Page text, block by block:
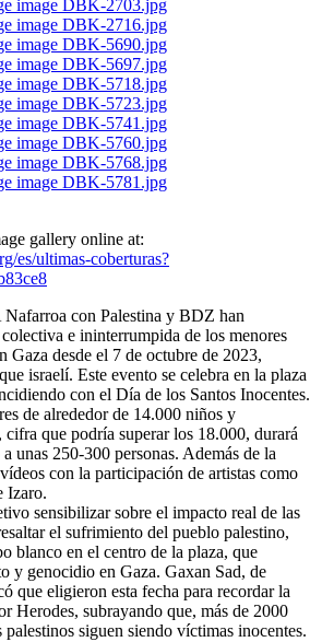
gallery online at:
es/ultimas-coberturas?
con Palestina y BDZ han
e ininterrumpida de los menores
Gaza desde el 7 de octubre de 2023,
israelí. Este evento se celebra en la plaza
con el Día de los Santos Inocentes.
de alrededor de 14.000 niños y
cifra que podría superar los 18.000, durará
unas 250-300 personas. Además de la
con la participación de artistas como
Izaro.
sensibilizar sobre el impacto real de las
el sufrimiento del pueblo palestino,
blanco en el centro de la plaza, que
y genocidio en Gaza. Gaxan Sad, de
que eligieron esta fecha para recordar la
Herodes, subrayando que, más de 2000
palestinos siguen siendo víctimas inocentes.